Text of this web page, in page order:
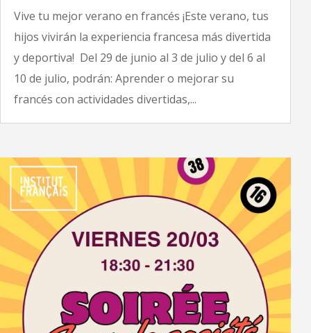
Vive tu mejor verano en francés ¡Este verano, tus
hijos vivirán la experiencia francesa más divertida
y deportiva! Del 29 de junio al 3 de julio y del 6 al
10 de julio, podrán: Aprender o mejorar su
francés con actividades divertidas,...